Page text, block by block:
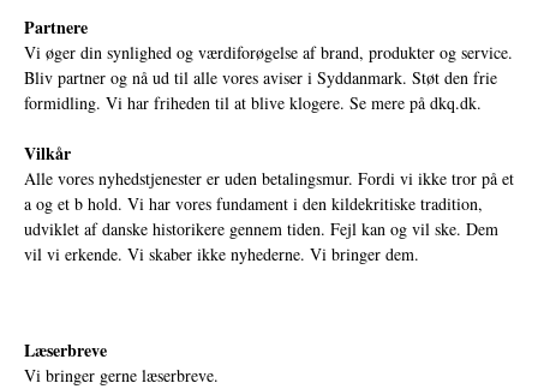
Partnere
Vi øger din synlighed og værdiforøgelse af brand, produkter og service.
Bliv partner og nå ud til alle vores aviser i Syddanmark. Støt den frie
formidling. Vi har friheden til at blive klogere. Se mere på dkq.dk.
Vilkår
Alle vores nyhedstjenester er uden betalingsmur. Fordi vi ikke tror på et
a og et b hold. Vi har vores fundament i den kildekritiske tradition,
udviklet af danske historikere gennem tiden. Fejl kan og vil ske. Dem
vil vi erkende. Vi skaber ikke nyhederne. Vi bringer dem.
Læserbreve
Vi bringer gerne læserbreve.